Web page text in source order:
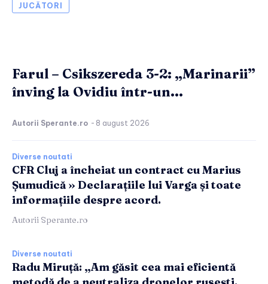
JUCĂTORI
Farul – Csikszereda 3-2: „Marinarii”
înving la Ovidiu într-un...
Autorii Sperante.ro - 8 august 2026
Diverse noutati
CFR Cluj a încheiat un contract cu Marius
Șumudică » Declarațiile lui Varga și toate
informațiile despre acord.
Autorii Sperante.ro
Diverse noutati
Radu Miruță: „Am găsit cea mai eficientă